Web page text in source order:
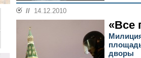
// 14.12.2010
«Все
дворы